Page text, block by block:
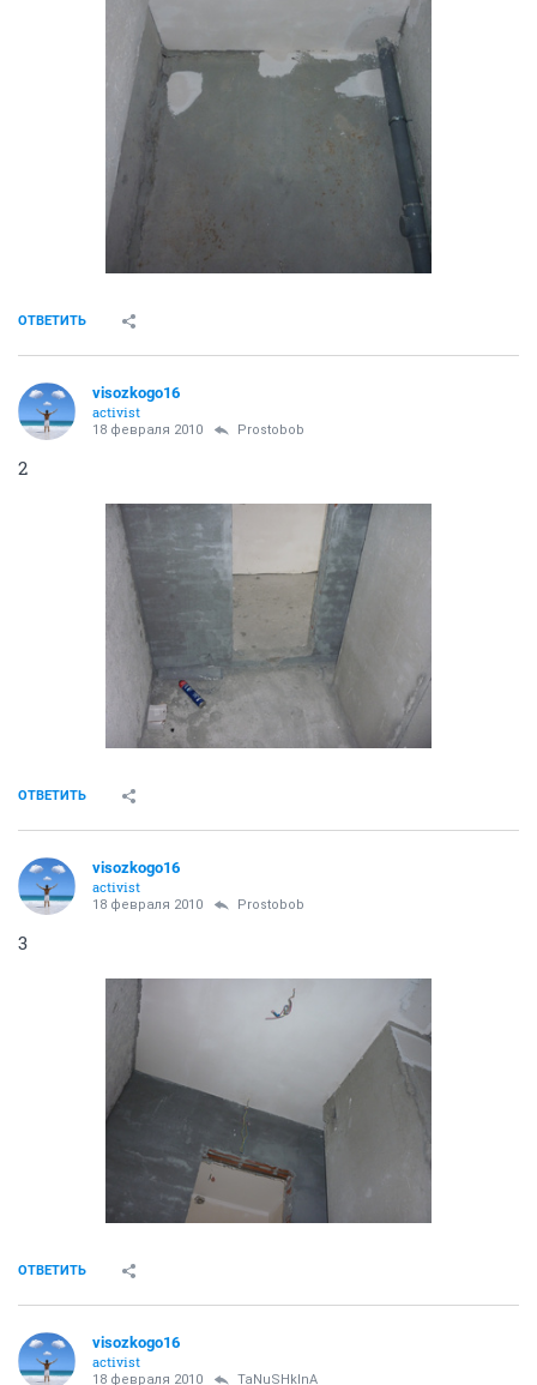
Меж подъездные проходы зашили гипсокартоном и
покрасили... так что можно отсечку делать без
проблем... тока с соседями надо познакомиться...
Прошелся кстати на этаж выше и ниже ну и по
своему... счетчики на эл.энергию установлены по
одному два на площадку... сделал вывод что
остальные квартиры по каким то причинам не
приняты еще... ведь первым делом отправляют в
ТСЖ чтоб заявку на счетчик оставить!!!
А в целом люди уже и кафель и унитазы и линолеум
experienced
А я узнавала, что кладка 1 кв.м. кафеля стоит 500 р.
visozkogo16
activist
18 февраля 2010